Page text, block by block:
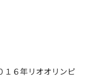
１６年リオオリンピ